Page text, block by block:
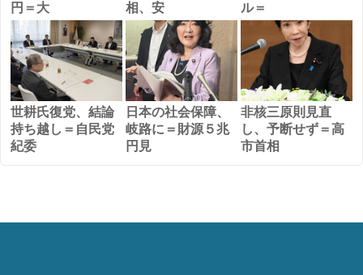
円＝大
相、安
ル＝
世耕氏復党、結論
持ち越し＝自民党
紀委
日本の社会保障、
岐路に＝財源５兆
円見
非核三原則見直
し、予断せず＝高
市首相